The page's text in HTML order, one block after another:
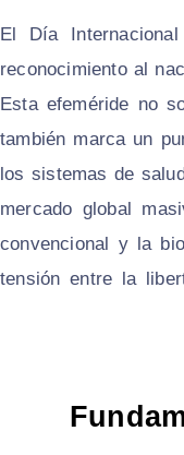
El Día
reconocimiento al
Esta efeméride no
también marca un
los sistemas de
mercado global
convencional y la
tensión entre la